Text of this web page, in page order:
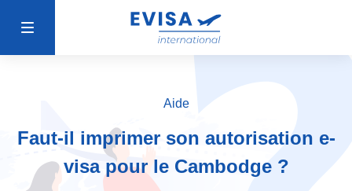
Aide
Faut-il imprimer son autorisation e-
visa pour le Cambodge ?